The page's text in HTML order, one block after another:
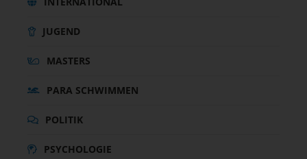
JUGEND
MASTERS
PARA SCHWIMMEN
POLITIK
PSYCHOLOGIE